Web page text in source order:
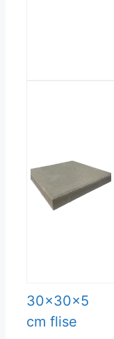
30x30x5
cm flise